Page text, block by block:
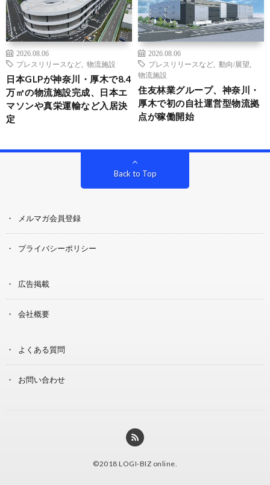
2026.08.06
プレスリリースなど
物流施設
日本GLPが神奈川・厚木で8.4
万㎡の物流施設完成、日本エ
マソンや真栄運輸など入居決
定
2026.08.06
プレスリリースなど
動向/展望
物流施設
住友林業グループ、神奈川・
厚木で初の自社運営型物流拠
点が稼働開始
Back to Top
メルマガ会員登録
プライバシーポリシー
広告掲載
会社概要
よくある質問
お問い合わせ
©2018 LOGI-BIZ online.